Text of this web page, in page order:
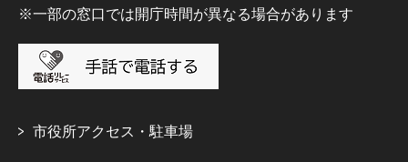
※一部の窓口では開庁時間が異なる場合があります
市役所アクセス・駐車場